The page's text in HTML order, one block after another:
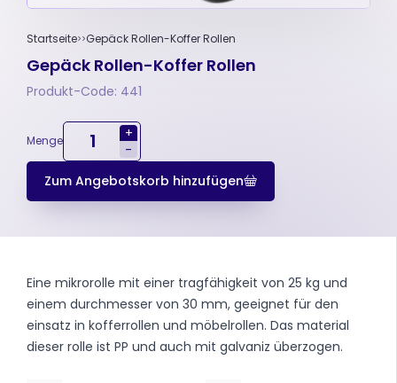
Startseite Gepäck Rollen-Koffer Rollen
Gepäck Rollen-Koffer Rollen
Produkt-Code: 441
Menge
+
-
Zum Angebotskorb hinzufügen
Eine mikrorolle mit einer tragfähigkeit von 25 kg und
einem durchmesser von 30 mm, geeignet für den
einsatz in kofferrollen und möbelrollen. Das material
dieser rolle ist PP und auch mit galvaniz überzogen.